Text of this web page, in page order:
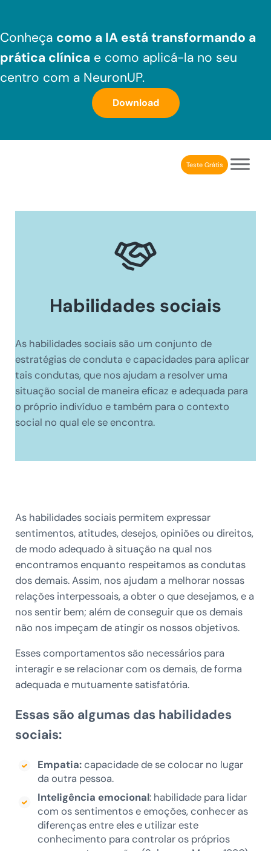
Conheça como a IA está transformando a
prática clínica e como aplicá-la no seu
centro com a NeuronUP.
Download
Aplicativo de estimulação cognitiva para profissionais
Teste Grátis
Habilidades sociais
As habilidades sociais são um conjunto de
estratégias de conduta e capacidades para aplicar
tais condutas, que nos ajudam a resolver uma
situação social de maneira eficaz e adequada para
o próprio indivíduo e também para o contexto
social no qual ele se encontra.
As habilidades sociais permitem expressar
sentimentos, atitudes, desejos, opiniões ou direitos,
de modo adequado à situação na qual nos
encontramos enquanto respeitamos as condutas
dos demais. Assim, nos ajudam a melhorar nossas
relações interpessoais, a obter o que desejamos, e a
nos sentir bem; além de conseguir que os demais
não nos impeçam de atingir os nossos objetivos.
Esses comportamentos são necessários para
interagir e se relacionar com os demais, de forma
adequada e mutuamente satisfatória.
Essas são algumas das habilidades
sociais:
Empatia:capacidade de se colocar no lugar
da outra pessoa.
Inteligência emocional: habilidade para lidar
com os sentimentos e emoções, conhecer as
diferenças entre eles e utilizar este
conhecimento para controlar os próprios